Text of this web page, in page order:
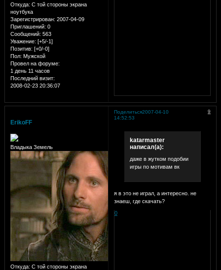
Откуда: С той стороны экрана
ноутбука
Зарегистрирован: 2007-04-09
Приглашений: 0
Сообщений: 563
Уважение: [+5/-1]
Позитив: [+0/-0]
Пол: Мужской
Провел на форуме:
1 день 11 часов
Последний визит:
2008-02-23 20:36:07
Поделиться 9
2007-04-10
14:52:53
ErikoFF
Владыка Земель
Откуда: С той стороны экрана
katarmaster
написал(а):
даже в жутком подобии
игры по мотивам вк
я в это не играл, а интересно. не
знаеш, где скачать?
0